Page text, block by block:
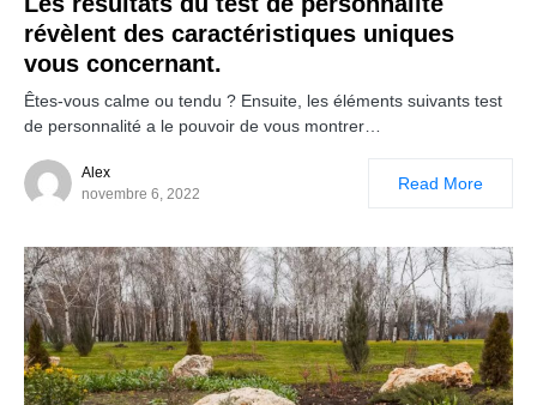
révèlent des caractéristiques uniques
vous concernant.
Êtes-vous calme ou tendu ? Ensuite, les éléments suivants test
de personnalité a le pouvoir de vous montrer…
Alex
novembre 6, 2022
Read More